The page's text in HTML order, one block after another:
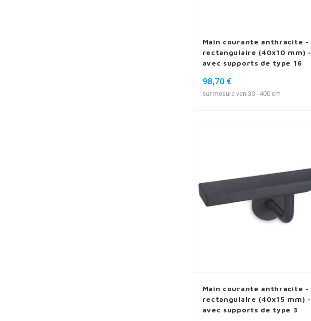
Main courante anthracite -
rectangulaire (40x10 mm) -
avec supports de type 16
98,70 €
sur mesure van 30 - 400 cm
Main courante anthracite -
rectangulaire (40x15 mm) -
avec supports de type 3